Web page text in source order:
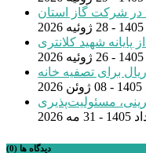
در شرکت گاز استان
اربعین از پایانه شهید کلانتری
و ۳۶۰ میلیارد ریال برای تصفیه خانه
مسئولیت‌پذیری
دیدگاه ها (0)